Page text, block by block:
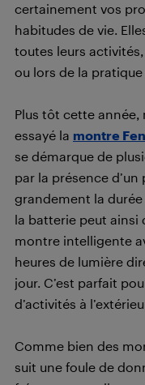
certainement vos
habitudes de vie.
toutes leurs
ou lors de la pratique
Plus tôt cette année,
essayé la montre
se démarque de
par la présence
grandement la durée
la batterie peut ainsi
montre intelligente
heures de lumière
jour. C’est parfait
d’activités à
Comme bien des
suit une foule de